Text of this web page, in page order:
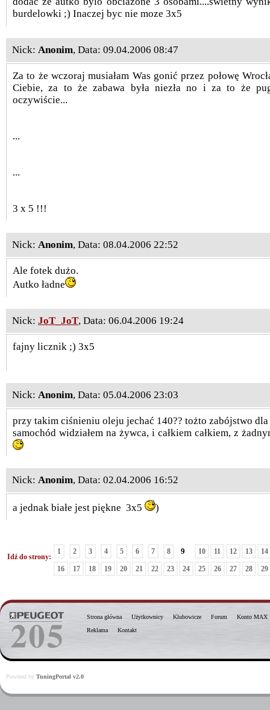
burdelowki ;) Inaczej byc nie moze 3x5
Nick: Anonim, Data: 09.04.2006 08:47
Za to że wczoraj musiałam Was gonić przez połowę
Ciebie, za to że zabawa była niezła no i za to że
oczywiście...
...
...
3 x 5 !!!
Nick: Anonim, Data: 08.04.2006 22:52
Ale fotek dużo.
Autko ładne
Nick: JoT_JoT, Data: 06.04.2006 19:24
fajny licznik ;) 3x5
Nick: Anonim, Data: 05.04.2006 23:03
przy takim ciśnieniu oleju jechać 140?? tożto zabójstwo
samochód widziałem na żywca, i całkiem całkiem, z
Nick: Anonim, Data: 02.04.2006 16:52
a jednak białe jest piękne 3x5 )
Idź do strony:
1 2 3 4 5 6 7 8 9 10 11 12 13 14
16 17 18 19 20 21 22 23 24 25 26 27 28 29
Strona główna Użytkownicy Klubowicze Forum
Konto MAX
Reklama
Kontakt
Powered by TuningPortal v2.0